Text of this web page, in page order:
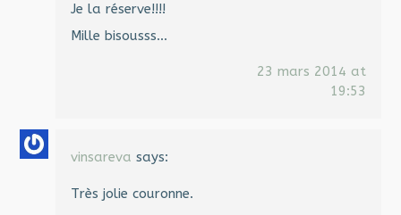
Je la réserve!!!!
Mille bisousss…
23 mars 2014 at
19:53
vinsareva says:
Très jolie couronne.